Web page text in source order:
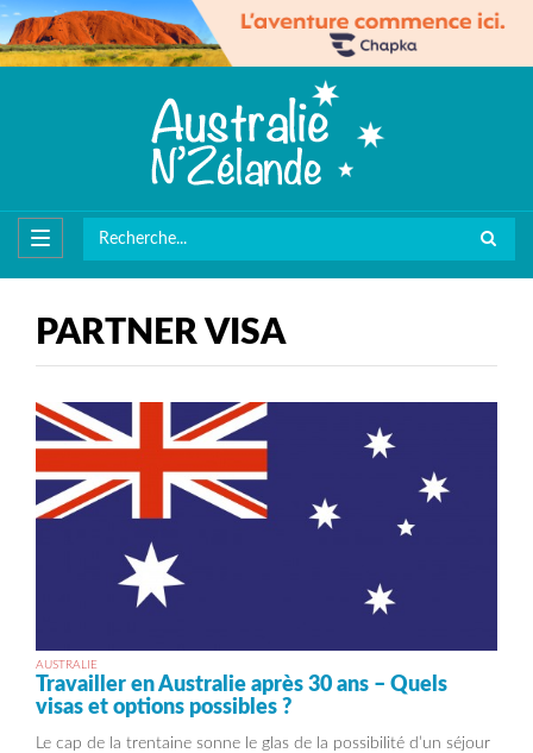
PARTNER VISA
AUSTRALIE
Travailler en Australie après 30 ans – Quels
visas et options possibles ?
Le cap de la trentaine sonne le glas de la possibilité d’un séjour